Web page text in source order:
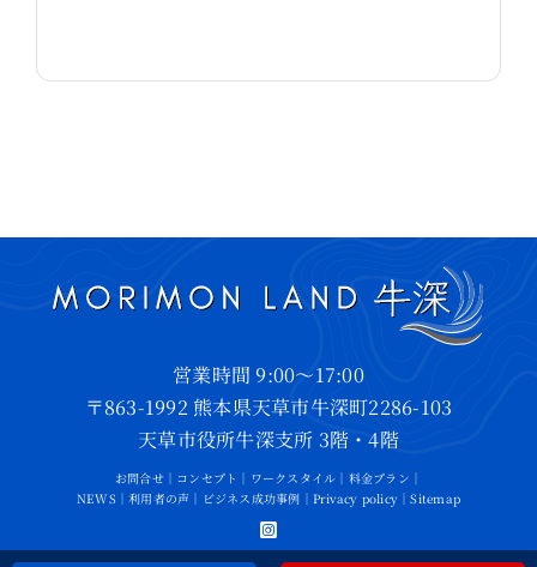
営業時間 9:00～17:00
〒863-1992 熊本県天草市牛深町2286-103
天草市役所牛深支所 3階・4階
お問合せ｜ コンセプト ｜ ワークスタイル ｜ 料金プラン ｜
NEWS｜利用者の声 ｜ ビジネス成功事例 ｜ Privacy policy ｜Sitemap